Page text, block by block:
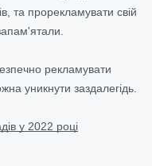
та прорекламувати свій
рекламувати
уникнути заздалегідь.
у 2022 році